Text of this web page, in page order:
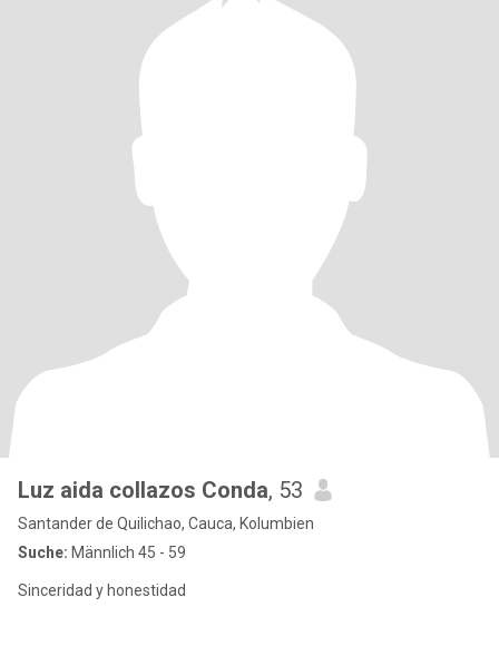
Luz aida collazos Conda, 53
Santander de Quilichao, Cauca, Kolumbien
Suche: Männlich 45 - 59
Sinceridad y honestidad